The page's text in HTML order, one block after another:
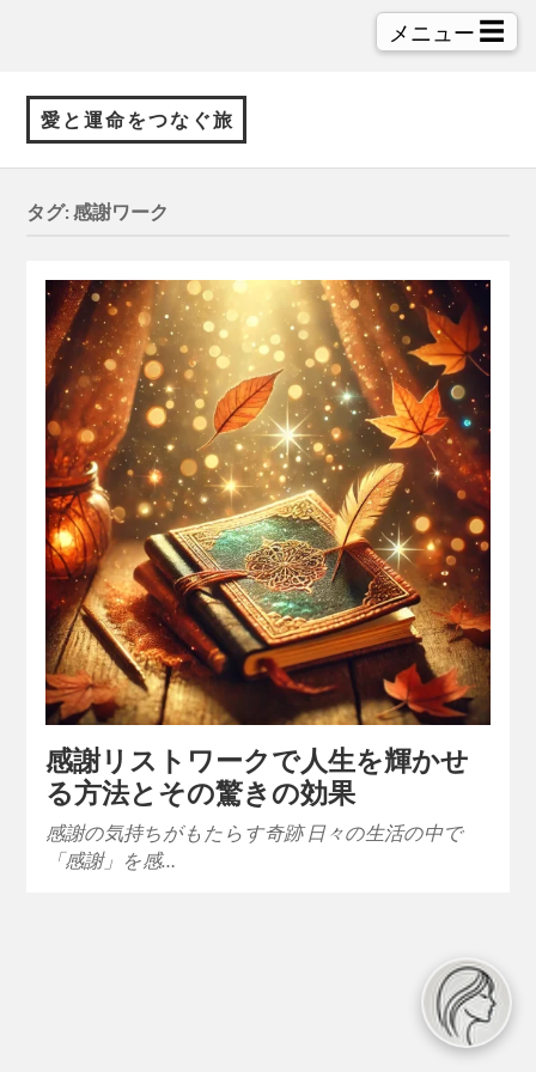
愛と運命をつなぐ旅
メニュー ☰
タグ:感謝ワーク
感謝リストワークで人生を輝かせ
る方法とその驚きの効果
感謝の気持ちがもたらす奇跡 日々の生活の中で
「感謝」を感…